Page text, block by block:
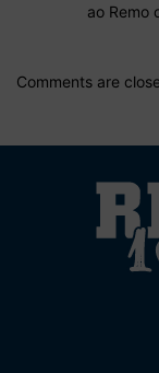
ao Remo
Comments are